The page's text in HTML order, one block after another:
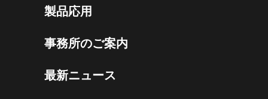
製品応用
事務所のご案内
最新ニュース